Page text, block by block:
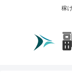
稼